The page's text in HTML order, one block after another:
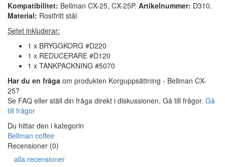
Kompatibilitet: Bellman CX-25, CX-25P. Artikelnummer: D310.
Material: Rostfritt stål
Setet inkluderar:
1 x BRYGGKORG #D220
1 x REDUCERARE #D120
1 x TANKPACKNING #5070
Har du en fråga om produkten Korguppsättning - Bellman CX-
25?
Se FAQ eller ställ din fråga direkt i diskussionen. Gå till frågor. Gå
till frågor
Du hittar den i kategorin
Bellman coffee
Recensioner (0)
alla recensioner